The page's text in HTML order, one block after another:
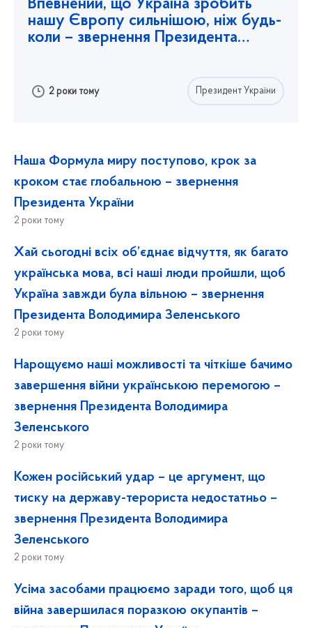
Впевнений, що Україна зробить
нашу Європу сильнішою, ніж будь-
коли – звернення Президента
2 роки тому Президент України
Наша Формула миру поступово, крок за
кроком стає глобальною – звернення
Президента України
2 роки тому
Хай сьогодні всіх об’єднає відчуття, як багато
українська мова, всі наші люди пройшли, щоб
Україна завжди була вільною – звернення
Президента Володимира Зеленського
2 роки тому
Нарощуємо наші можливості та чіткіше бачимо
завершення війни українською перемогою –
звернення Президента Володимира
Зеленського
2 роки тому
Кожен російський удар – це аргумент, що
тиску на державу-терориста недостатньо –
звернення Президента Володимира
Зеленського
2 роки тому
Усіма засобами працюємо заради того, щоб ця
війна завершилася поразкою окупантів –